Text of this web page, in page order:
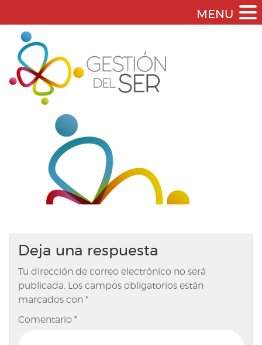
Deja una respuesta
Tu dirección de correo electrónico no será
publicada. Los campos obligatorios están
marcados con *
Comentario *
MENU